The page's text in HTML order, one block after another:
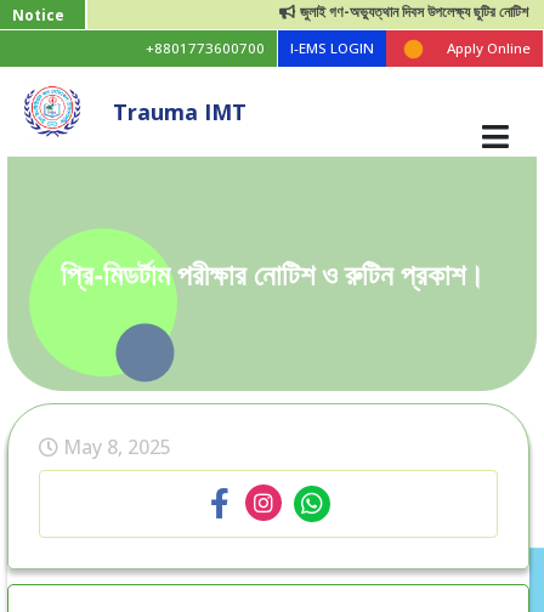
Notice জুলাই গণ-অভ্যুত্থান দিবস উপলেক্ষ্য ছুটির নোটিশ
+8801773600700 I-EMS LOGIN Apply Online
Trauma IMT
প্রি-মিডর্টাম পরীক্ষার নোটিশ ও রুটিন প্রকাশ।
May 8, 2025